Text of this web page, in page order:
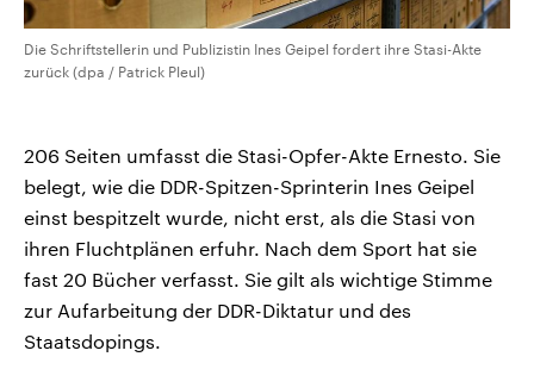
Die Schriftstellerin und Publizistin Ines Geipel fordert ihre Stasi-Akte
zurück (dpa / Patrick Pleul)
206 Seiten umfasst die Stasi-Opfer-Akte Ernesto. Sie
belegt, wie die DDR-Spitzen-Sprinterin Ines Geipel
einst bespitzelt wurde, nicht erst, als die Stasi von
ihren Fluchtplänen erfuhr. Nach dem Sport hat sie
fast 20 Bücher verfasst. Sie gilt als wichtige Stimme
zur Aufarbeitung der DDR-Diktatur und des
Staatsdopings.